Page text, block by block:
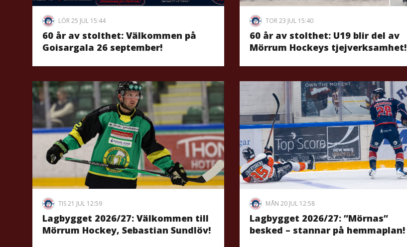
LÖR 25 JUL 15:44
60 år av stolthet: Välkommen på
Goisargala 26 september!
TOR 23 JUL 15:40
60 år av stolthet: U19 blir del av
Mörrum Hockeys tjejverksamhet!
TIS 21 JUL 12:59
Lagbygget 2026/27: Välkommen till
Mörrum Hockey, Sebastian Sundlöv!
MÅN 20 JUL 12:58
Lagbygget 2026/27: ”Mörnas”
besked – stannar på hemmaplan!